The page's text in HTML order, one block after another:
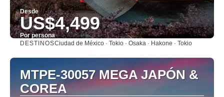
Desde
US$4,499
Por persona
DESTINOSCiudad de México · Tokio · Osaka · Hakone · Tokio
MTPE-30057 MEGA JAPÓN &
COREA